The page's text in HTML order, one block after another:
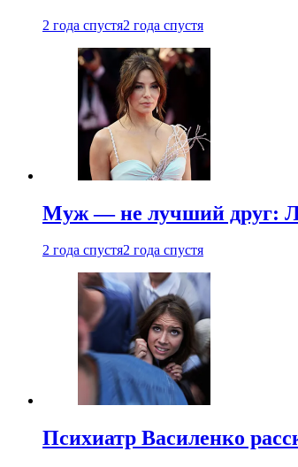
2 года спустя2 года спустя
Муж — не лучший друг:
2 года спустя2 года спустя
Психиатр Василенко